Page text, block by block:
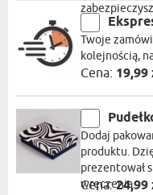
Twoje
kolejnością,
Cena: 19,99
Dodaj
produktu.
prezentował
wręczenia.
Cena:24,99